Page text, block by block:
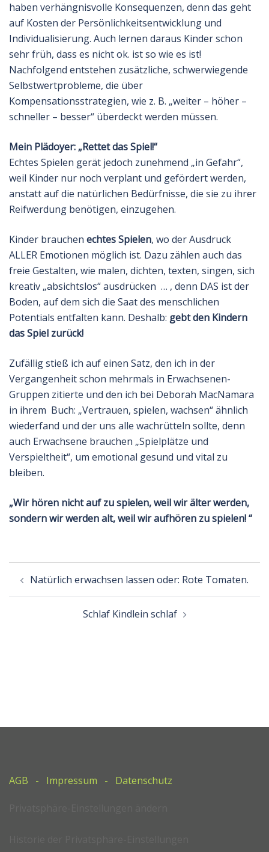
haben verhängnisvolle Konsequenzen, denn das geht
auf Kosten der Persönlichkeitsentwicklung und
Individualisierung. Auch lernen daraus Kinder schon
sehr früh, dass es nicht ok. ist so wie es ist!
Nachfolgend entstehen zusätzliche, schwerwiegende
Selbstwertprobleme, die über
Kompensationsstrategien, wie z. B. „weiter – höher –
schneller – besser“ überdeckt werden müssen.
Mein Plädoyer: „Rettet das Spiel!“
Echtes Spielen gerät jedoch zunehmend „in Gefahr“,
weil Kinder nur noch verplant und gefördert werden,
anstatt auf die natürlichen Bedürfnisse, die sie zu ihrer
Reifwerdung benötigen, einzugehen.
Kinder brauchen echtes Spielen, wo der Ausdruck
ALLER Emotionen möglich ist. Dazu zählen auch das
freie Gestalten, wie malen, dichten, texten, singen, sich
kreativ „absichtslos“ ausdrücken … , denn DAS ist der
Boden, auf dem sich die Saat des menschlichen
Potentials entfalten kann. Deshalb: gebt den Kindern
das Spiel zurück!
Zufällig stieß ich auf einen Satz, den ich in der
Vergangenheit schon mehrmals in Erwachsenen-
Gruppen zitierte und den ich bei Deborah MacNamara
in ihrem Buch: „Vertrauen, spielen, wachsen“ ähnlich
wiederfand und der uns alle wachrütteln sollte, denn
auch Erwachsene brauchen „Spielplätze und
Verspieltheit“, um emotional gesund und vital zu
bleiben.
„Wir hören nicht auf zu spielen, weil wir älter werden,
sondern wir werden alt, weil wir aufhören zu spielen! “
Navigation
Natürlich erwachsen lassen oder: Rote Tomaten.
Schlaf Kindlein schlaf
AGB - Impressum - Datenschutz